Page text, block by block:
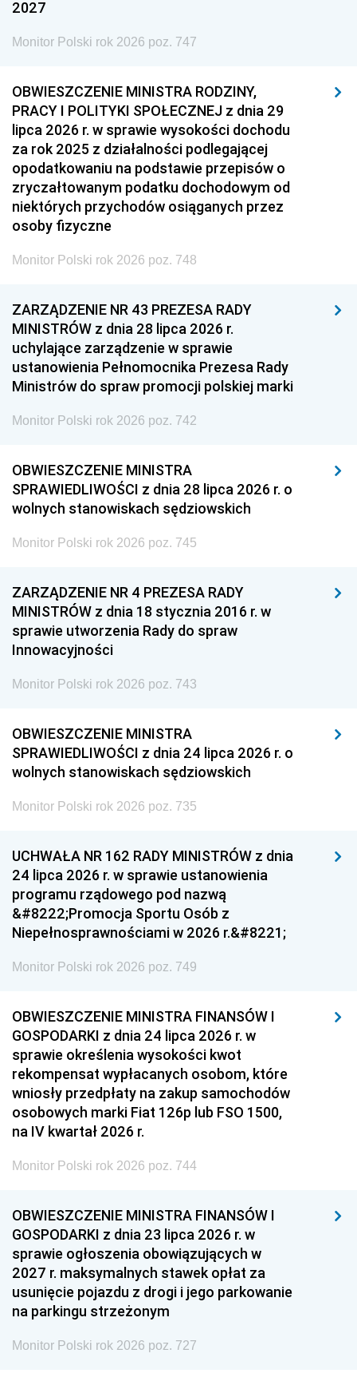
2027
Monitor Polski rok 2026 poz. 747
OBWIESZCZENIE MINISTRA RODZINY,
PRACY I POLITYKI SPOŁECZNEJ z dnia 29
lipca 2026 r. w sprawie wysokości dochodu
za rok 2025 z działalności podlegającej
opodatkowaniu na podstawie przepisów o
zryczałtowanym podatku dochodowym od
niektórych przychodów osiąganych przez
osoby fizyczne
Monitor Polski rok 2026 poz. 748
ZARZĄDZENIE NR 43 PREZESA RADY
MINISTRÓW z dnia 28 lipca 2026 r.
uchylające zarządzenie w sprawie
ustanowienia Pełnomocnika Prezesa Rady
Ministrów do spraw promocji polskiej marki
Monitor Polski rok 2026 poz. 742
OBWIESZCZENIE MINISTRA
SPRAWIEDLIWOŚCI z dnia 28 lipca 2026 r. o
wolnych stanowiskach sędziowskich
Monitor Polski rok 2026 poz. 745
ZARZĄDZENIE NR 4 PREZESA RADY
MINISTRÓW z dnia 18 stycznia 2016 r. w
sprawie utworzenia Rady do spraw
Innowacyjności
Monitor Polski rok 2026 poz. 743
OBWIESZCZENIE MINISTRA
SPRAWIEDLIWOŚCI z dnia 24 lipca 2026 r. o
wolnych stanowiskach sędziowskich
Monitor Polski rok 2026 poz. 735
UCHWAŁA NR 162 RADY MINISTRÓW z dnia
24 lipca 2026 r. w sprawie ustanowienia
programu rządowego pod nazwą
&#8222;Promocja Sportu Osób z
Niepełnosprawnościami w 2026 r.&#8221;
Monitor Polski rok 2026 poz. 749
OBWIESZCZENIE MINISTRA FINANSÓW I
GOSPODARKI z dnia 24 lipca 2026 r. w
sprawie określenia wysokości kwot
rekompensat wypłacanych osobom, które
wniosły przedpłaty na zakup samochodów
osobowych marki Fiat 126p lub FSO 1500,
na IV kwartał 2026 r.
Monitor Polski rok 2026 poz. 744
OBWIESZCZENIE MINISTRA FINANSÓW I
GOSPODARKI z dnia 23 lipca 2026 r. w
sprawie ogłoszenia obowiązujących w
2027 r. maksymalnych stawek opłat za
usunięcie pojazdu z drogi i jego parkowanie
na parkingu strzeżonym
Monitor Polski rok 2026 poz. 727